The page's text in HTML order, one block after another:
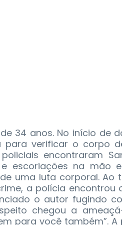
34 anos. No início de
para verificar o corpo
encontraram
escoriações na mão
uma luta corporal. Ao
a polícia encontrou
o autor fugindo
chegou a
para você também”.